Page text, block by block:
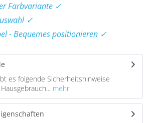
Farbvariante ✓
✓
- Bequemes positionieren ✓
es folgende Sicherheitshinweise
mehr